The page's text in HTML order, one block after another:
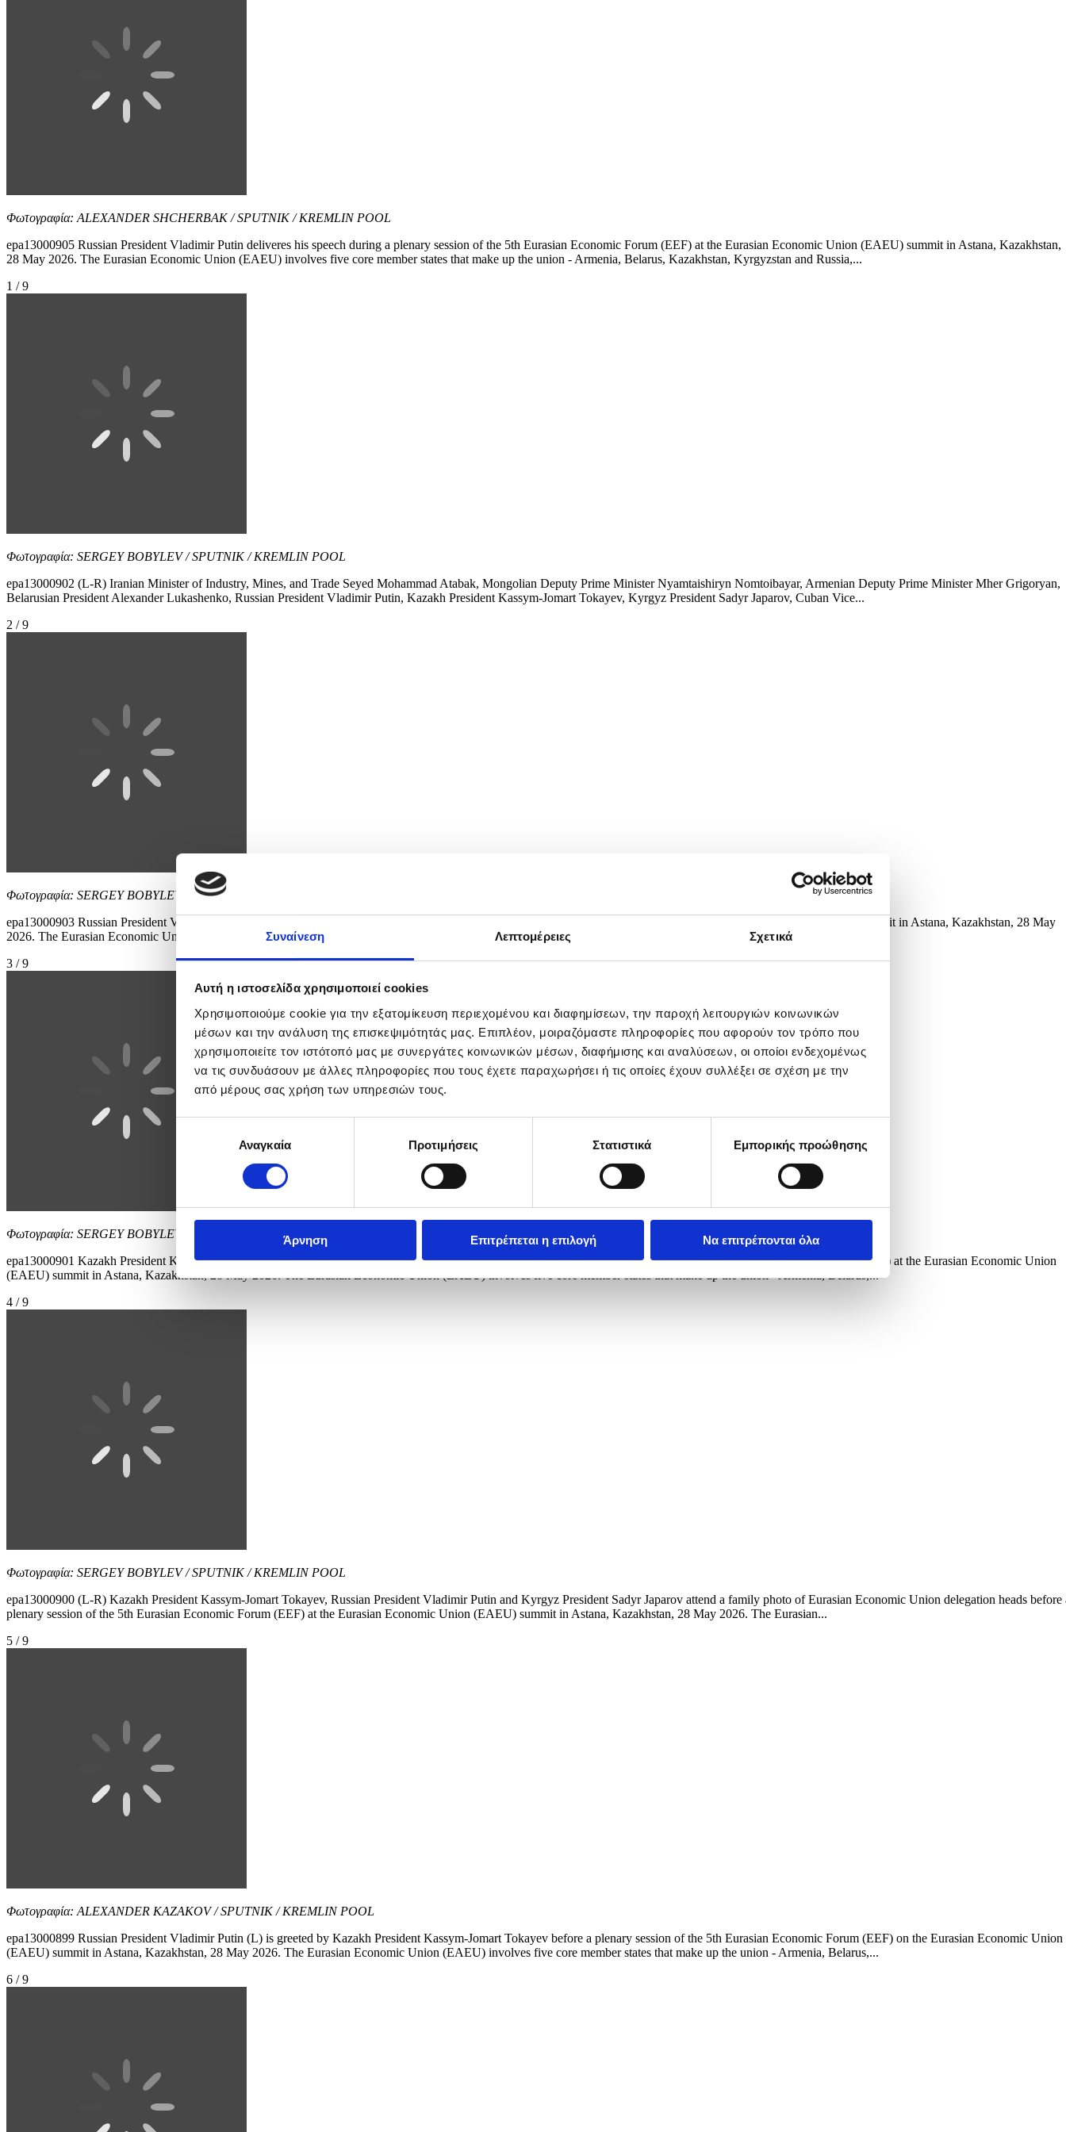
Συναίνεση Λεπτομέρειες Σχετικά
Αυτή η ιστοσελίδα χρησιμοποιεί cookies
Χρησιμοποιούμε cookie για την εξατομίκευση περιεχομένου και διαφημίσεων, την παροχή λειτουργιών κοινωνικών
μέσων και την ανάλυση της επισκεψιμότητάς μας. Επιπλέον, μοιραζόμαστε πληροφορίες που αφορούν τον τρόπο που
χρησιμοποιείτε τον ιστότοπό μας με συνεργάτες κοινωνικών μέσων, διαφήμισης και αναλύσεων, οι οποίοι ενδεχομένως
να τις συνδυάσουν με άλλες πληροφορίες που τους έχετε παραχωρήσει ή τις οποίες έχουν συλλέξει σε σχέση με την
από μέρους σας χρήση των υπηρεσιών τους.
συγκατάθεσηςΑναγκαία Προτιμήσεις Στατιστικά Εμπορικής προώθησης
Άρνηση Επιτρέπεται η επιλογή Να επιτρέπονται όλα
Φωτογραφία: ALEXANDER SHCHERBAK / SPUTNIK / KREMLIN POOL
epa13000905 Russian President Vladimir Putin deliveres his speech during a plenary session of the 5th Eurasian Economic Forum (EEF) at the Eurasian Economic Union (EAEU) summit in Astana, Kazakhstan,
28 May 2026. The Eurasian Economic Union (EAEU) involves five core member states that make up the union - Armenia, Belarus, Kazakhstan, Kyrgyzstan and Russia,...
1 / 9
Φωτογραφία: SERGEY BOBYLEV / SPUTNIK / KREMLIN POOL
epa13000902 (L-R) Iranian Minister of Industry, Mines, and Trade Seyed Mohammad Atabak, Mongolian Deputy Prime Minister Nyamtaishiryn Nomtoibayar, Armenian Deputy Prime Minister Mher Grigoryan,
Belarusian President Alexander Lukashenko, Russian President Vladimir Putin, Kazakh President Kassym-Jomart Tokayev, Kyrgyz President Sadyr Japarov, Cuban Vice...
2 / 9
Φωτογραφία: SERGEY BOBYLEV / SPUTNIK / KREMLIN POOL
epa13000903 Russian President Vladimir Putin (L) arrives before a plenary session of the 5th Eurasian Economic Forum (EEF) at the Eurasian Economic Union (EAEU) summit in Astana, Kazakhstan, 28 May
2026. The Eurasian Economic Union (EAEU) involves five core member states that make up the union - Armenia, Belarus, Kazakhstan, Kyrgyzstan and Russia, as well...
3 / 9
Φωτογραφία: SERGEY BOBYLEV / SPUTNIK / KREMLIN POOL
epa13000901 Kazakh President Kassym-Jomart Tokayev (L) and Russian President Vladimir Putin arrive to attend a plenary session of the 5th Eurasian Economic Forum (EEF) at the Eurasian Economic Union
(EAEU) summit in Astana, Kazakhstan, 28 May 2026. The Eurasian Economic Union (EAEU) involves five core member states that make up the union - Armenia, Belarus,...
4 / 9
Φωτογραφία: SERGEY BOBYLEV / SPUTNIK / KREMLIN POOL
epa13000900 (L-R) Kazakh President Kassym-Jomart Tokayev, Russian President Vladimir Putin and Kyrgyz President Sadyr Japarov attend a family photo of Eurasian Economic Union delegation heads before
plenary session of the 5th Eurasian Economic Forum (EEF) at the Eurasian Economic Union (EAEU) summit in Astana, Kazakhstan, 28 May 2026. The Eurasian...
5 / 9
Φωτογραφία: ALEXANDER KAZAKOV / SPUTNIK / KREMLIN POOL
epa13000899 Russian President Vladimir Putin (L) is greeted by Kazakh President Kassym-Jomart Tokayev before a plenary session of the 5th Eurasian Economic Forum (EEF) on the Eurasian Economic Union
(EAEU) summit in Astana, Kazakhstan, 28 May 2026. The Eurasian Economic Union (EAEU) involves five core member states that make up the union - Armenia, Belarus,...
6 / 9